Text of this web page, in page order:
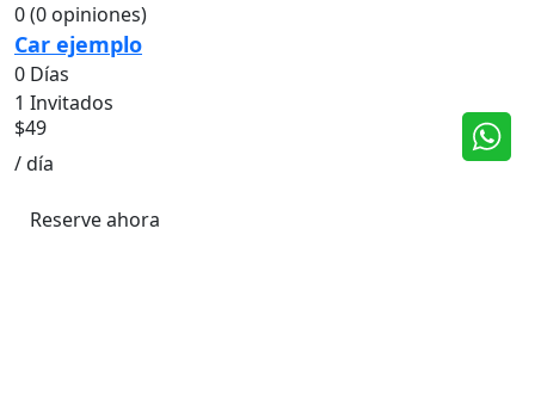
0(0 opiniones)
Car ejemplo
0 Días
1 Invitados
$49
/ día
Reserve ahora